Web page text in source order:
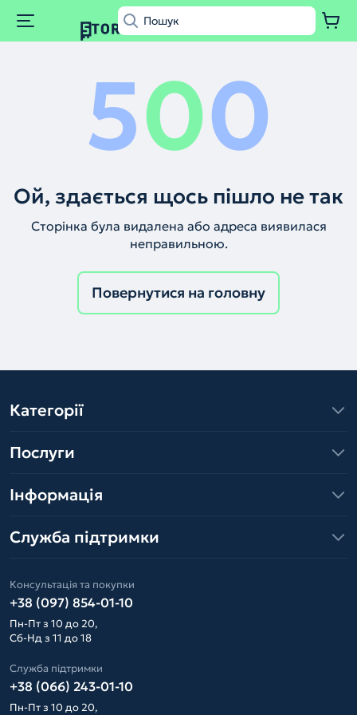
500
Ой, здається щось пішло не так
Сторінка була видалена або адреса виявилася
неправильною.
Повернутися на головну
Категорії
Послуги
Інформація
Служба підтримки
Консультація та покупки
+38 (097) 854-01-10
Пн-Пт з 10 до 20,
Сб-Нд з 11 до 18
Служба підтримки
+38 (066) 243-01-10
Пн-Пт з 10 до 20,